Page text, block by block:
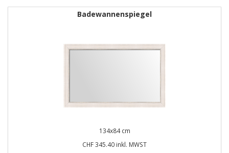
Badewannenspiegel
134x84 cm
CHF 345.40 inkl. MWST